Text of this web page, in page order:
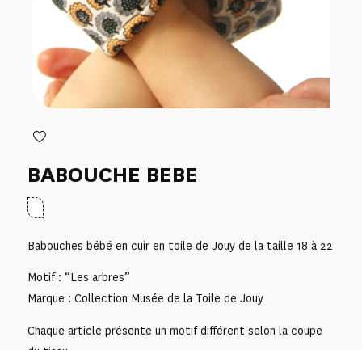
BABOUCHE BEBE
Babouches bébé en cuir en toile de Jouy de la taille 18 à 22
Motif : “Les arbres”
Marque : Collection Musée de la Toile de Jouy
Chaque article présente un motif différent selon la coupe